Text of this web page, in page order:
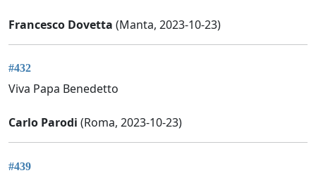
Francesco Dovetta (Manta, 2023-10-23)
#432
Viva Papa Benedetto
Carlo Parodi (Roma, 2023-10-23)
#439